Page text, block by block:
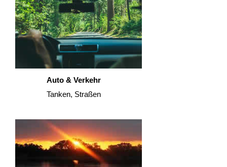
Auto & Verkehr
Tanken, Straßen